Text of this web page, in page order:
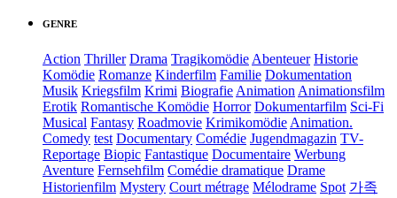
GENRE
Action Thriller Drama Tragikomödie Abenteuer Historie
Komödie Romanze Kinderfilm Familie Dokumentation
Musik Kriegsfilm Krimi Biografie Animation Animationsfilm
Erotik Romantische Komödie Horror Dokumentarfilm Sci-Fi
Musical Fantasy Roadmovie Krimikomödie Animation.
Comedy test Documentary Comédie Jugendmagazin TV-
Reportage Biopic Fantastique Documentaire Werbung
Aventure Fernsehfilm Comédie dramatique Drame
Historienfilm Mystery Court métrage Mélodrame Spot 가족